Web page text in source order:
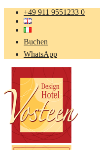
+49 911 9551233 0
Buchen
WhatsApp